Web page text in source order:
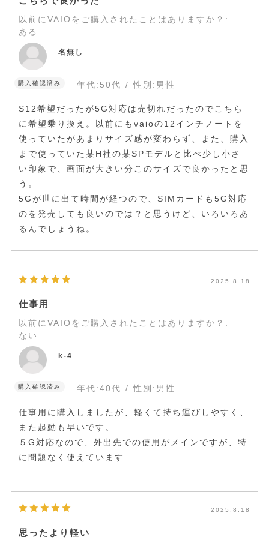
以前にVAIOをご購入されたことはありますか？ :
ある
名無し
購入確認済み 年代: 50代 性別: 男性
S12希望だったが5G対応は売切れだったのでこちら
に希望乗り換え。以前にもvaioの12インチノートを
使っていたがあまりサイズ感が変わらず、また、購入
まで使っていた某H社の某SPモデルと比べ少し小さ
い印象で、画面が大きい分このサイズで良かったと思
う。
5Gが世に出て時間が経つので、SIMカードも5G対応
のを発売しても良いのでは？と思うけど、いろいろあ
るんでしょうね。
2025.8.18
仕事用
以前にVAIOをご購入されたことはありますか？ :
ない
k-4
購入確認済み 年代:40代 性別: 男性
仕事用に購入しましたが、軽くて持ち運びしやすく、
また起動も早いです。
５G対応なので、外出先での使用がメインですが、特
に問題なく使えています
2025.8.18
思ったより軽い